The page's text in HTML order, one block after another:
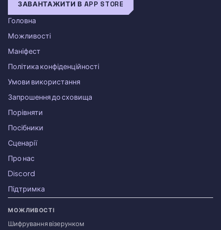
ЗАВАНТАЖИТИ В APP STORE
Головна
Можливості
Маніфест
Політика конфіденційності
Умови використання
Запрошення до сховища
Порівняти
Посібники
Сценарії
Про нас
Discord
Підтримка
МОЖЛИВОСТІ
Шифрування візерунком